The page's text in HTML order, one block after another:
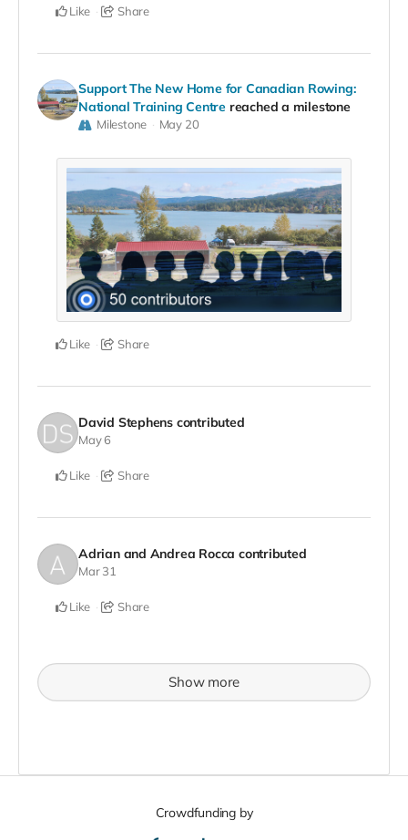
Like Share
Support The New Home for Canadian Rowing:
National Training Centre reached a milestone
Milestone May 20
Like Share
David Stephens contributed
May 6
Like Share
Adrian and Andrea Rocca contributed
Mar 31
Like Share
Show more
Crowdfunding by